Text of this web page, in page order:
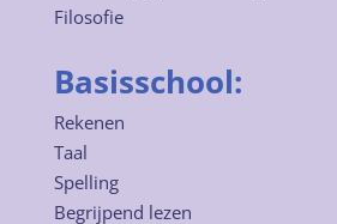
Filosofie
Basisschool:
Rekenen
Taal
Spelling
Begrijpend lezen